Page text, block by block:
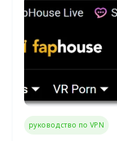
руководство по VPN